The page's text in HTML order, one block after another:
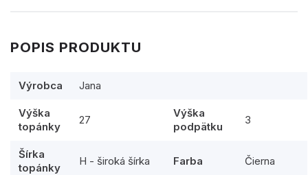
POPIS PRODUKTU
Výrobca Jana
Výška
topánky
27
Výška
podpätku
3
Šírka
topánky
H - široká šírka Farba Čierna